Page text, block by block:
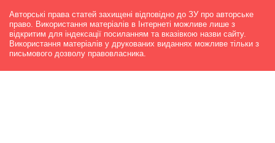
Авторські права статей захищені відповідно до ЗУ про авторське
право. Використання матеріалів в Інтернеті можливе лише з
відкритим для індексації посиланням та вказівкою назви сайту.
Використання матеріалів у друкованих виданнях можливе тільки з
письмового дозволу правовласника.